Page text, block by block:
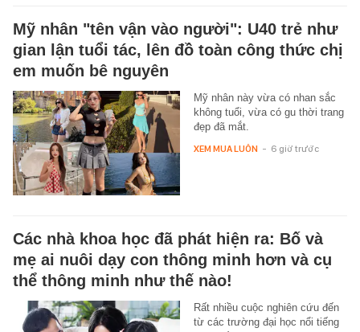
Mỹ nhân "tên vận vào người": U40 trẻ như
gian lận tuổi tác, lên đồ toàn công thức chị
em muốn bê nguyên
Mỹ nhân này vừa có nhan sắc
không tuổi, vừa có gu thời trang
đẹp đã mắt.
XEM MUA LUÔN - 6 giờ trước
Các nhà khoa học đã phát hiện ra: Bố và
mẹ ai nuôi dạy con thông minh hơn và cụ
thể thông minh như thế nào!
Rất nhiều cuộc nghiên cứu đến
từ các trường đại học nổi tiếng